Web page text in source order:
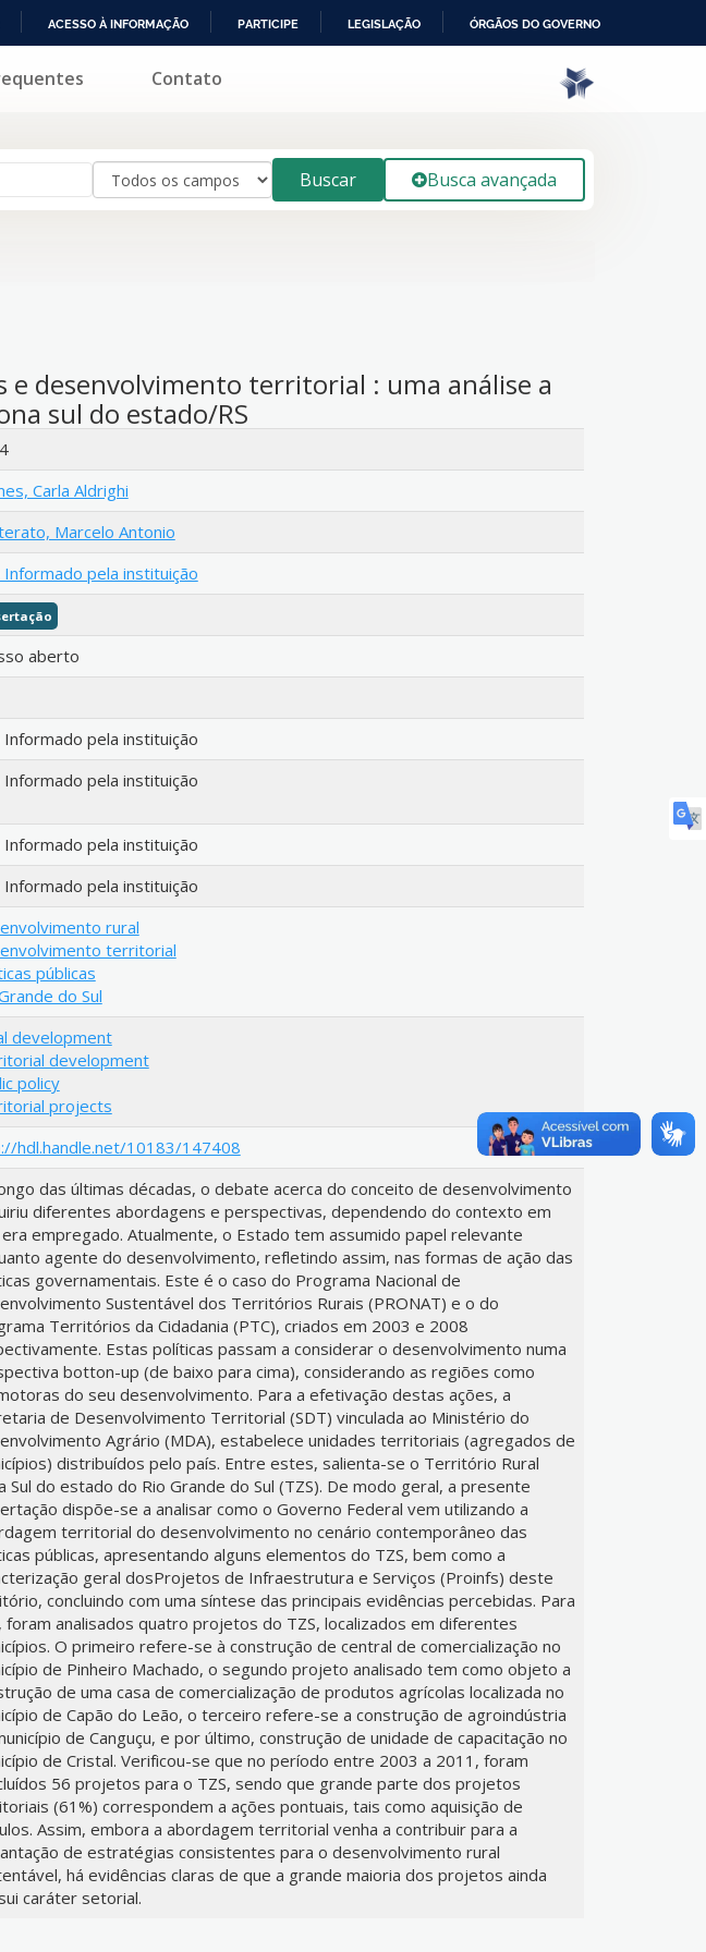
ACESSO À INFORMAÇÃO PARTICIPE LEGISLAÇÃO ÓRGÃOS DO GOVERNO
Contato
Buscar Busca avançada
e desenvolvimento territorial : uma análise a
sul do estado/RS
Carla Aldrighi
Marcelo Antonio
Informado pela instituição
aberto
Informado pela instituição
Informado pela instituição
Informado pela instituição
Informado pela instituição
rural
territorial
públicas
do Sul
development
development
policy
projects
hdl.handle.net/10183/147408
das últimas décadas, o debate acerca do conceito de desenvolvimento
diferentes abordagens e perspectivas, dependendo do contexto em
empregado. Atualmente, o Estado tem assumido papel relevante
agente do desenvolvimento, refletindo assim, nas formas de ação das
governamentais. Este é o caso do Programa Nacional de
Sustentável dos Territórios Rurais (PRONAT) e o do
Territórios da Cidadania (PTC), criados em 2003 e 2008
Estas políticas passam a considerar o desenvolvimento numa
botton-up (de baixo para cima), considerando as regiões como
do seu desenvolvimento. Para a efetivação destas ações, a
de Desenvolvimento Territorial (SDT) vinculada ao Ministério do
Agrário (MDA), estabelece unidades territoriais (agregados de
distribuídos pelo país. Entre estes, salienta-se o Território Rural
Sul do estado do Rio Grande do Sul (TZS). De modo geral, a presente
dispõe-se a analisar como o Governo Federal vem utilizando a
territorial do desenvolvimento no cenário contemporâneo das
públicas, apresentando alguns elementos do TZS, bem como a
geral dosProjetos de Infraestrutura e Serviços (Proinfs) deste
concluindo com uma síntese das principais evidências percebidas. Para
foram analisados quatro projetos do TZS, localizados em diferentes
O primeiro refere-se à construção de central de comercialização no
de Pinheiro Machado, o segundo projeto analisado tem como objeto a
de uma casa de comercialização de produtos agrícolas localizada no
de Capão do Leão, o terceiro refere-se a construção de agroindústria
de Canguçu, e por último, construção de unidade de capacitação no
de Cristal. Verificou-se que no período entre 2003 a 2011, foram
56 projetos para o TZS, sendo que grande parte dos projetos
(61%) correspondem a ações pontuais, tais como aquisição de
Assim, embora a abordagem territorial venha a contribuir para a
de estratégias consistentes para o desenvolvimento rural
há evidências claras de que a grande maioria dos projetos ainda
caráter setorial.